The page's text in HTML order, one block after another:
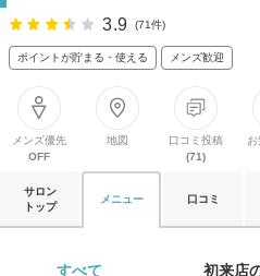
3.9 (71件)
ポイントが貯まる・使える メンズ歓迎
メンズ優先
OFF
地図
口コミ投稿
(71)
お
サロン
トップ
メニュー 口コミ
すべて 初来店